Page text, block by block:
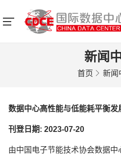
新闻
首页 新闻
数据中心高性能与低能耗平衡发
刊登日期: 2023-07-20
由中国电子节能技术协会数据